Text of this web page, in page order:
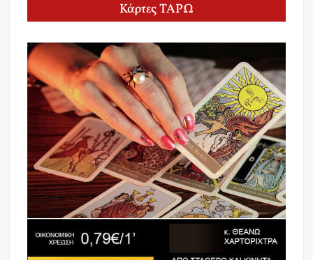
Κάρτες ΤΑΡΩ